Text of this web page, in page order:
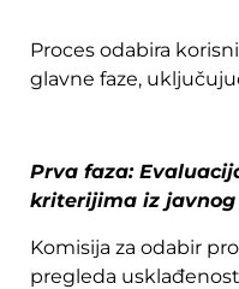
Proces odabira
glavne faze,
Prva faza:
kriterijima iz javnog
Komisija za odabir
pregleda